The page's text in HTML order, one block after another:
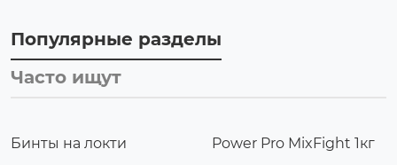
Популярные разделы
Часто ищут
Бинты на локти
Power Pro MixFight 1кг